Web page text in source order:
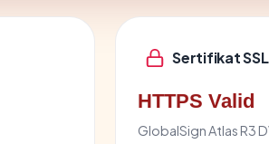
Sertifikat SSL
HTTPS Valid
GlobalSign Atlas R3